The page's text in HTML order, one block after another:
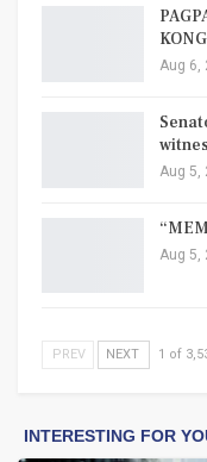
Aug 6,
Aug 5,
Aug 5,
PREV NEXT 1 of